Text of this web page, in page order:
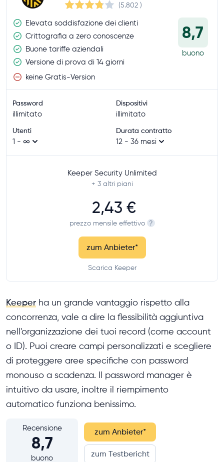
(5.802 )
Elevata soddisfazione dei clienti
Crittografia a zero conoscenze
Buone tariffe aziendali
Versione di prova di 14 giorni
keine Gratis-Version
8,7
buono
Password
illimitato
Dispositivi
illimitato
Utenti
1 - ∞
Durata contratto
12 - 36 mesi
Keeper Security Unlimited
+ 3 altri piani
2,43 €
prezzo mensile effettivo ?
zum Anbieter*
Scarica Keeper
Keeper ha un grande vantaggio rispetto alla
concorrenza, vale a dire la flessibilità aggiuntiva
nell'organizzazione dei tuoi record (come account
o ID). Puoi creare campi personalizzati e scegliere
di proteggere aree specifiche con password
monouso a scadenza. Il password manager è
intuitivo da usare, inoltre il riempimento
automatico funziona benissimo.
Recensione
8,7
buono
zum Anbieter*
zum Testbericht